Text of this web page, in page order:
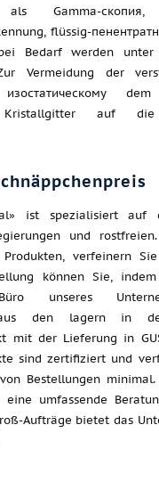
als Gamma-скопия,
flüssig-
Bedarf werden
Vermeidung der
Kristallgitter auf
ist spezialisiert auf
und
verfeinern
können Sie,
unseres
aus den lagern in
mit der Lieferung in
sind zertifiziert und
Bestellungen
eine umfassende
Aufträge bietet das